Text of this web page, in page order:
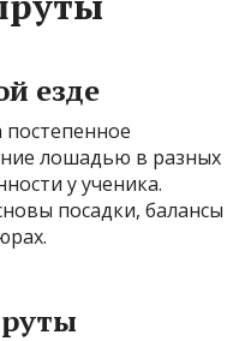
езде
лошадью в разных
у ученика.
посадки, балансы